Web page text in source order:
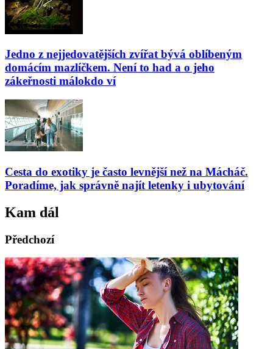
Jedno z nejjedovatějších zvířat bývá oblíbeným
domácím mazlíčkem. Není to had a o jeho
zákeřnosti málokdo ví
Cesta do exotiky je často levnější než na Mácháč.
Poradíme, jak správně najít letenky i ubytování
Kam dál
Předchozí